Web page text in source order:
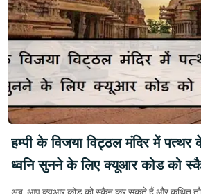
हम्पी के विजया विट्ठल मंदिर में
ध्वनि सुनने के लिए क्यूआर कोड को
#MusicalSounds #Hampi